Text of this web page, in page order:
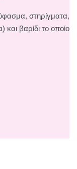
στηρίγματα,
και βαρίδι το οποίο